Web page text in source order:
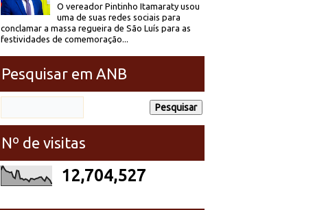
O vereador Pintinho Itamaraty usou
uma de suas redes sociais para
conclamar a massa regueira de São Luís para as
festividades de comemoração...
Pesquisar em ANB
Nº de visitas
12,704,527